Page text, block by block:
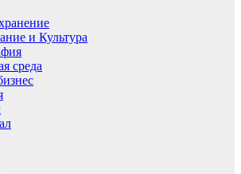
и Культура
среда